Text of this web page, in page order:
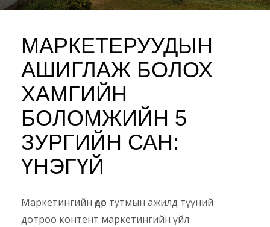
МАРКЕТЕРУУДЫН
АШИГЛАЖ БОЛОХ
ХАМГИЙН
БОЛОМЖИЙН 5
ЗУРГИЙН САН:
ҮНЭГҮЙ
Маркетингийн өдөр тутмын ажилд түүний
дотроо контент маркетингийн үйл